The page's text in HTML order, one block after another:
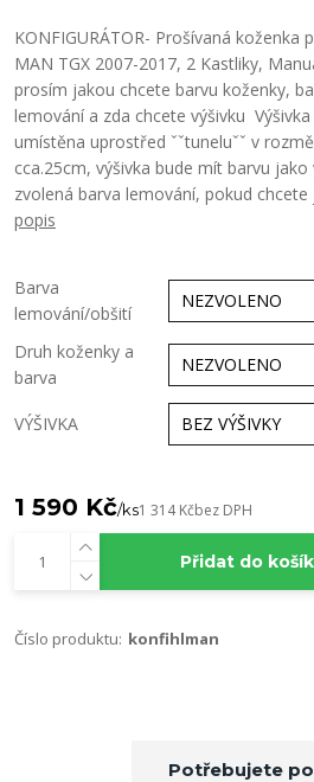
KONFIGURÁTOR- Prošívaná koženka
MAN TGX 2007-2017, 2 Kastliky,
prosím jakou chcete barvu koženky,
lemování a zda chcete výšivku Výšivka
umístěna uprostřed ˇˇtuneluˇˇ v
cca.25cm, výšivka bude mít barvu jako
zvolená barva lemování, pokud chcete
popis
Barva
lemování/obšití
Druh koženky a
barva
VÝŠIVKA
1 590 Kč/ks1 314 Kčbez DPH
Přidat do
Číslo produktu: konfihlman
Potřebujete